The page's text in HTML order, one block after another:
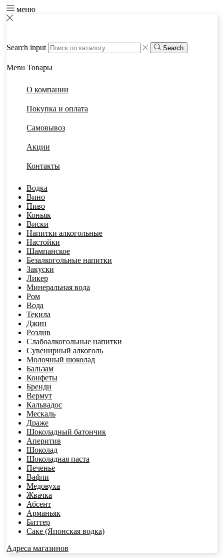
меню
Search input Search
Menu Товары
О компании
Покупка и оплата
Самовывоз
Акции
Контакты
Водка
Вино
Пиво
Коньяк
Виски
Напитки алкогольные
Настойки
Шампанское
Безалкогольные напитки
Закуски
Ликер
Минеральная вода
Ром
Вода
Текила
Джин
Розлив
Слабоалкогольные напитки
Сувенирный алкоголь
Молочный шоколад
Бальзам
Конфеты
Бренди
Вермут
Кальвадос
Мескаль
Драже
Шоколадный батончик
Аперитив
Шоколад
Шоколадная паста
Печенье
Вафли
Медовуха
Жвачка
Абсент
Арманьяк
Биттер
Саке (Японская водка)
Адреса магазинов